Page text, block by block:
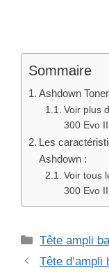
Sommaire
Ashdown
Voir plus
300 Evo
Les
Ashdown :
Voir tous
300 Evo
Catégories
Tête ampli
Tête